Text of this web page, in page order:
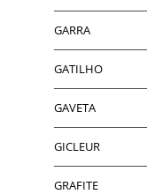
GARRA
GATILHO
GAVETA
GICLEUR
GRAFITE